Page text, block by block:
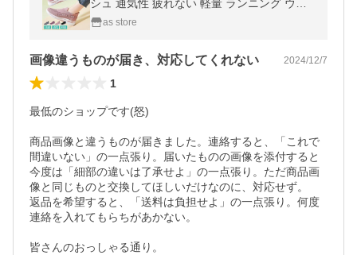
シュ 通気性 疲れない 軽量 ランニング ウォ
ーキング おしゃれ スポーツ 年寄り 敬老の日
as store
画像違うものが届き、対応してくれない 2024/12/7
1
最低のショップです(怒)
商品画像と違うものが届きました。連絡すると、「これで
間違いない」の一点張り。届いたものの画像を添付すると
今度は「細部の違いは了承せよ」の一点張り。ただ商品画
像と同じものと交換してほしいだけなのに、対応せず。
返品を希望すると、「送料は負担せよ」の一点張り。何度
連絡を入れてもらちがあかない。
皆さんのおっしゃる通り。